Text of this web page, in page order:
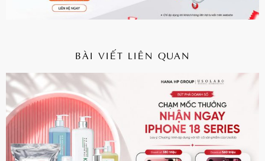
BÀI VIẾT LIÊN QUAN
CHI TIẾT